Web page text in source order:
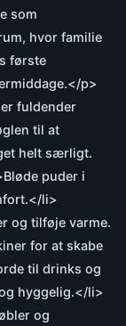
som
hvor familie
første
p>
fuldender
til at
helt særligt.
puder i
li>
og tilføje varme.
for at skabe
til drinks og
hyggelig.</li>
og